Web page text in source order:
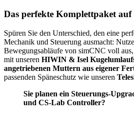
Das perfekte Komplettpaket auf
Spüren Sie den Unterschied, den eine
Mechanik und Steuerung ausmacht:
Bewegungsabläufe von simCNC voll
mit unseren HIWIN & Isel
angetriebenen Muttern aus eigener
passenden Späneschutz wie unseren
Sie planen ein Steuerungs-
und CS-Lab Controller?